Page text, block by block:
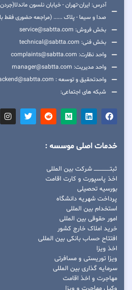
آدرس: ایران-تهران - خیابان نلسون
صدا و سیما - پلاک ...... (مراجعه حضوری فقط
بخش فروش: service@sabtta.com
بخش فنی: technical@sabtta.com
واحد نظارت: complaints@sabtta.com
واحد مدیریت: manager@sabtta.com
واحدتحقیق و توسعه : backend@sabtta.com
شبکه های اجتماعی:
خدمات اصلی موسسه :
ثبتــــــــــــــــ شرکت بین المللی
اخذ پاسپورت و کارت اقامت
بورسیه تحصیلی
پرداخت شهریه دانشگاه
استخدام بین المللی
امور حقوقی بین المللی
خرید املاک خارج کشور
افتتاح حساب بانکی بین المللی
اخذ ویزا
ویزا توریستی و مسافرتی
سرمایه گذاری بین المللی
مهاجرت و اخذ اقامت